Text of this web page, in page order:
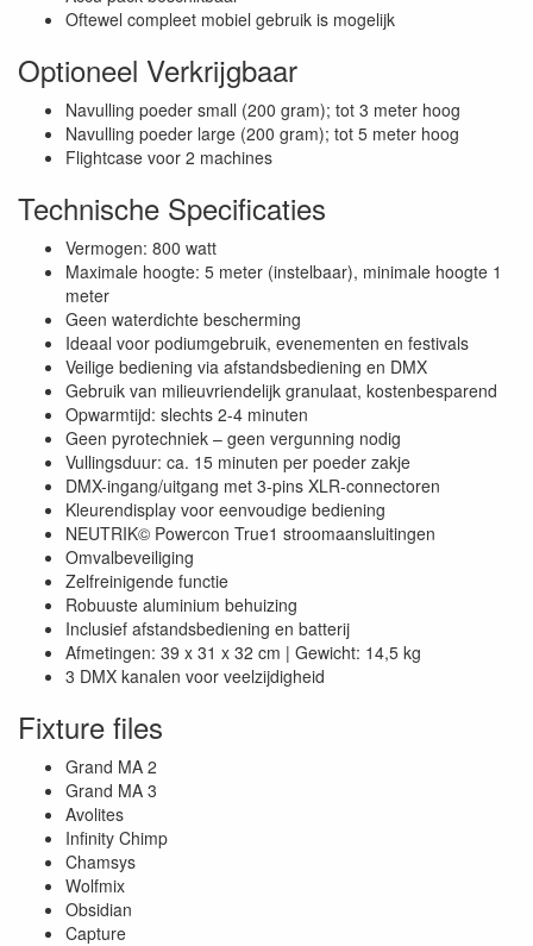
Oftewel compleet mobiel gebruik is mogelijk
Optioneel Verkrijgbaar
Navulling poeder small (200 gram); tot 3 meter hoog
Navulling poeder large (200 gram); tot 5 meter hoog
Flightcase voor 2 machines
Technische Specificaties
Vermogen: 800 watt
Maximale hoogte: 5 meter (instelbaar), minimale hoogte 1
meter
Geen waterdichte bescherming
Ideaal voor podiumgebruik, evenementen en festivals
Veilige bediening via afstandsbediening en DMX
Gebruik van milieuvriendelijk granulaat, kostenbesparend
Opwarmtijd: slechts 2-4 minuten
Geen pyrotechniek – geen vergunning nodig
Vullingsduur: ca. 15 minuten per poeder zakje
DMX-ingang/uitgang met 3-pins XLR-connectoren
Kleurendisplay voor eenvoudige bediening
NEUTRIK© Powercon True1 stroomaansluitingen
Omvalbeveiliging
Zelfreinigende functie
Robuuste aluminium behuizing
Inclusief afstandsbediening en batterij
Afmetingen: 39 x 31 x 32 cm | Gewicht: 14,5 kg
3 DMX kanalen voor veelzijdigheid
Fixture files
Grand MA 2
Grand MA 3
Avolites
Infinity Chimp
Chamsys
Wolfmix
Obsidian
Capture